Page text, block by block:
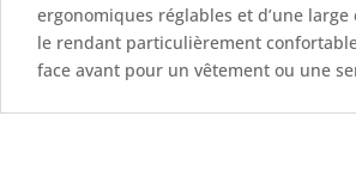
ergonomiques réglables et d’une
le rendant particulièrement
face avant pour un vêtement ou une